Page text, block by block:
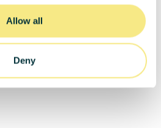
Allow all
Deny